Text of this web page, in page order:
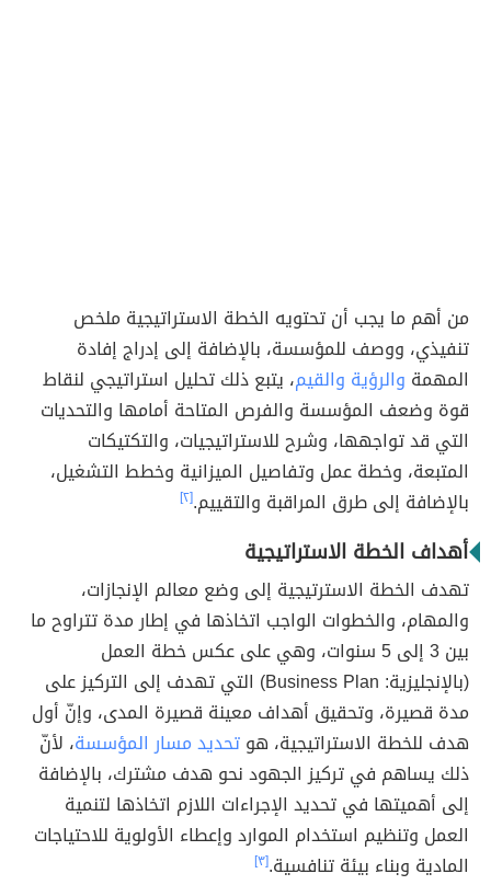
من أهم ما يجب أن تحتويه الخطة الاستراتيجية ملخص
تنفيذي، ووصف للمؤسسة، بالإضافة إلى إدراج إفادة
المهمة والرؤية والقيم، يتبع ذلك تحليل استراتيجي لنقاط
قوة وضعف المؤسسة والفرص المتاحة أمامها والتحديات
التي قد تواجهها، وشرح للاستراتيجيات، والتكتيكات
المتبعة، وخطة عمل وتفاصيل الميزانية وخطط التشغيل،
بالإضافة إلى طرق المراقبة والتقييم.[٢]
أهداف الخطة الاستراتيجية
تهدف الخطة الاسترتيجية إلى وضع معالم الإنجازات،
والمهام، والخطوات الواجب اتخاذها في إطار مدة تتراوح ما
بين 3 إلى 5 سنوات، وهي على عكس خطة العمل
(بالإنجليزية: Business Plan) التي تهدف إلى التركيز على
مدة قصيرة، وتحقيق أهداف معينة قصيرة المدى، وإنّ أول
هدف للخطة الاستراتيجية، هوتحديد مسار المؤسسة، لأنّ
ذلك يساهم في تركيز الجهود نحو هدف مشترك، بالإضافة
إلى أهميتها في تحديد الإجراءات اللازم اتخاذها لتنمية
العمل وتنظيم استخدام الموارد وإعطاء الأولوية للاحتياجات
المادية وبناء بيئة تنافسية.[٣]